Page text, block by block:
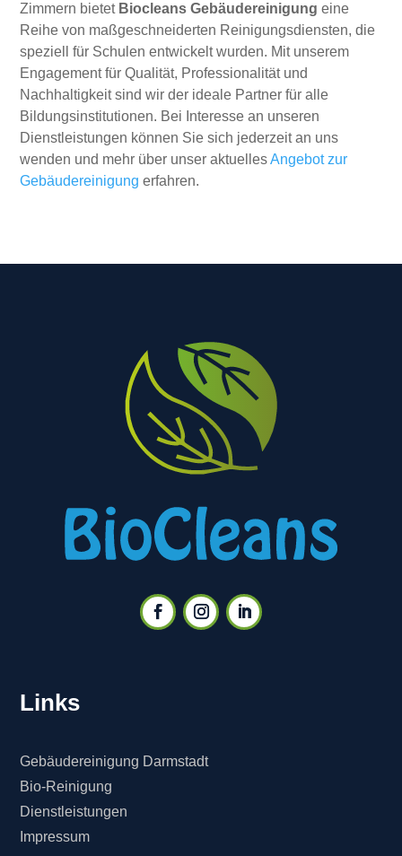
Zimmern bietet Biocleans Gebäudereinigung eine
Reihe von maßgeschneiderten Reinigungsdiensten, die
speziell für Schulen entwickelt wurden. Mit unserem
Engagement für Qualität, Professionalität und
Nachhaltigkeit sind wir der ideale Partner für alle
Bildungsinstitutionen. Bei Interesse an unseren
Dienstleistungen können Sie sich jederzeit an uns
wenden und mehr über unser aktuellesAngebot zur
Gebäudereinigung erfahren.
Links
Gebäudereinigung Darmstadt
Bio-Reinigung
Dienstleistungen
Impressum